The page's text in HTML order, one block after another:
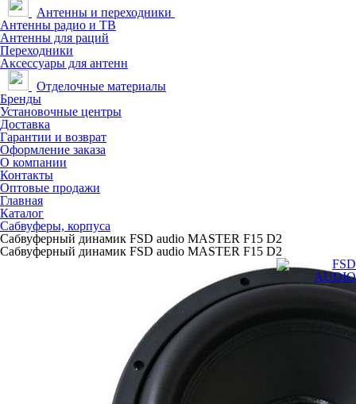
Антенны и переходники
Антенны радио и ТВ
Антенны для раций
Переходники
Аксессуары для антенн
Отделочные материалы
Бренды
Установочные центры
Доставка
Гарантии и возврат
Оформление заказа
О компании
Контакты
Оптовые продажи
Главная
Каталог
Сабвуферы, корпуса
Сабвуферный динамик FSD audio MASTER F15 D2
Сабвуферный динамик FSD audio MASTER F15 D2